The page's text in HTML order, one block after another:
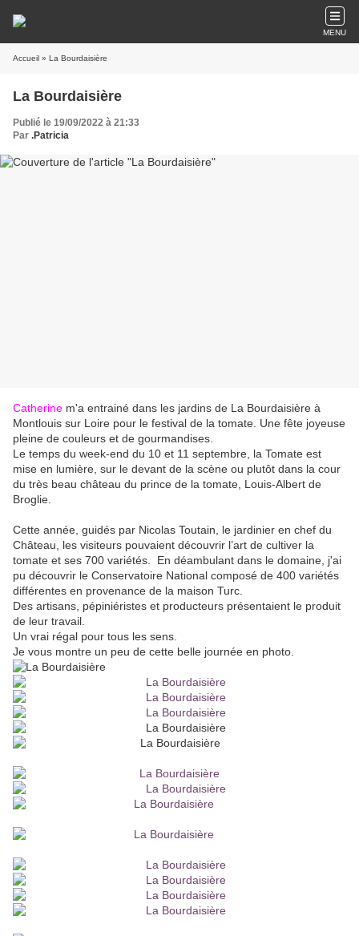
MENU
Accueil » La Bourdaisière
La Bourdaisière
Publié le 19/09/2022 à 21:33
Par .Patricia
Catherine m'a entrainé dans les jardins de La Bourdaisière à
Montlouis sur Loire pour le festival de la tomate. Une fête joyeuse
pleine de couleurs et de gourmandises.
Le temps du week-end du 10 et 11 septembre, la Tomate est
mise en lumière, sur le devant de la scène ou plutôt dans la cour
du très beau château du prince de la tomate, Louis-Albert de
Broglie.
Cette année, guidés par Nicolas Toutain, le jardinier en chef du
Château, les visiteurs pouvaient découvrir l’art de cultiver la
tomate et ses 700 variétés. En déambulant dans le domaine, j'ai
pu découvrir le Conservatoire National composé de 400 variétés
différentes en provenance de la maison Turc.
Des artisans, pépiniéristes et producteurs présentaient le produit
de leur travail.
Un vrai régal pour tous les sens.
Je vous montre un peu de cette belle journée en photo.